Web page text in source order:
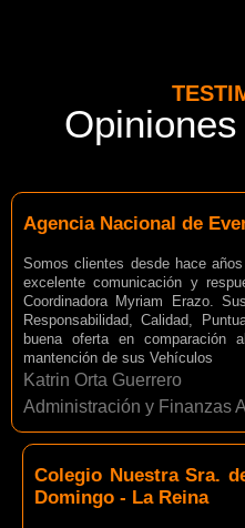
Agencia Nacional de
Somos clientes desde hace
excelente comunicación y
Coordinadora Myriam Erazo.
Responsabilidad, Calidad,
buena oferta en comparación
mantención de sus Vehículos
Katrin Orta Guerrero
Administración y Finanzas
Colegio Nuestra Sra.
Domingo - La Reina